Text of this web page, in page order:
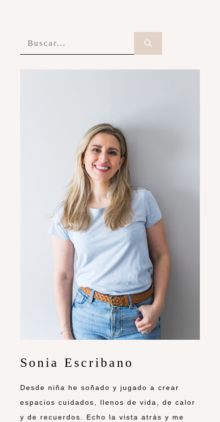
Sonia Escribano
Desde niña he soñado y jugado a crear
espacios cuidados, llenos de vida, de calor
y de recuerdos. Echo la vista atrás y me